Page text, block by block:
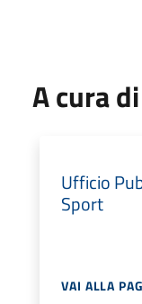
A cura di
Ufficio
Sport
VAI ALLA